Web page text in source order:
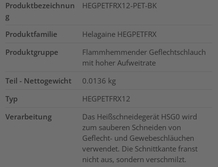
Produktbezeichnun
g
HEGPETFRX12-PET-BK
Produktfamilie
Helagaine HEGPETFRX
Produktgruppe
Flammhemmender Geflechtschlauch
mit hoher Aufweitrate
Teil - Nettogewicht
0.0136 kg
Typ
HEGPETFRX12
Verarbeitung
Das Heißschneidegerät HSG0 wird
zum sauberen Schneiden von
Geflecht- und Gewebeschläuchen
verwendet. Die Schnittkante franst
nicht aus, sondern verschmilzt.